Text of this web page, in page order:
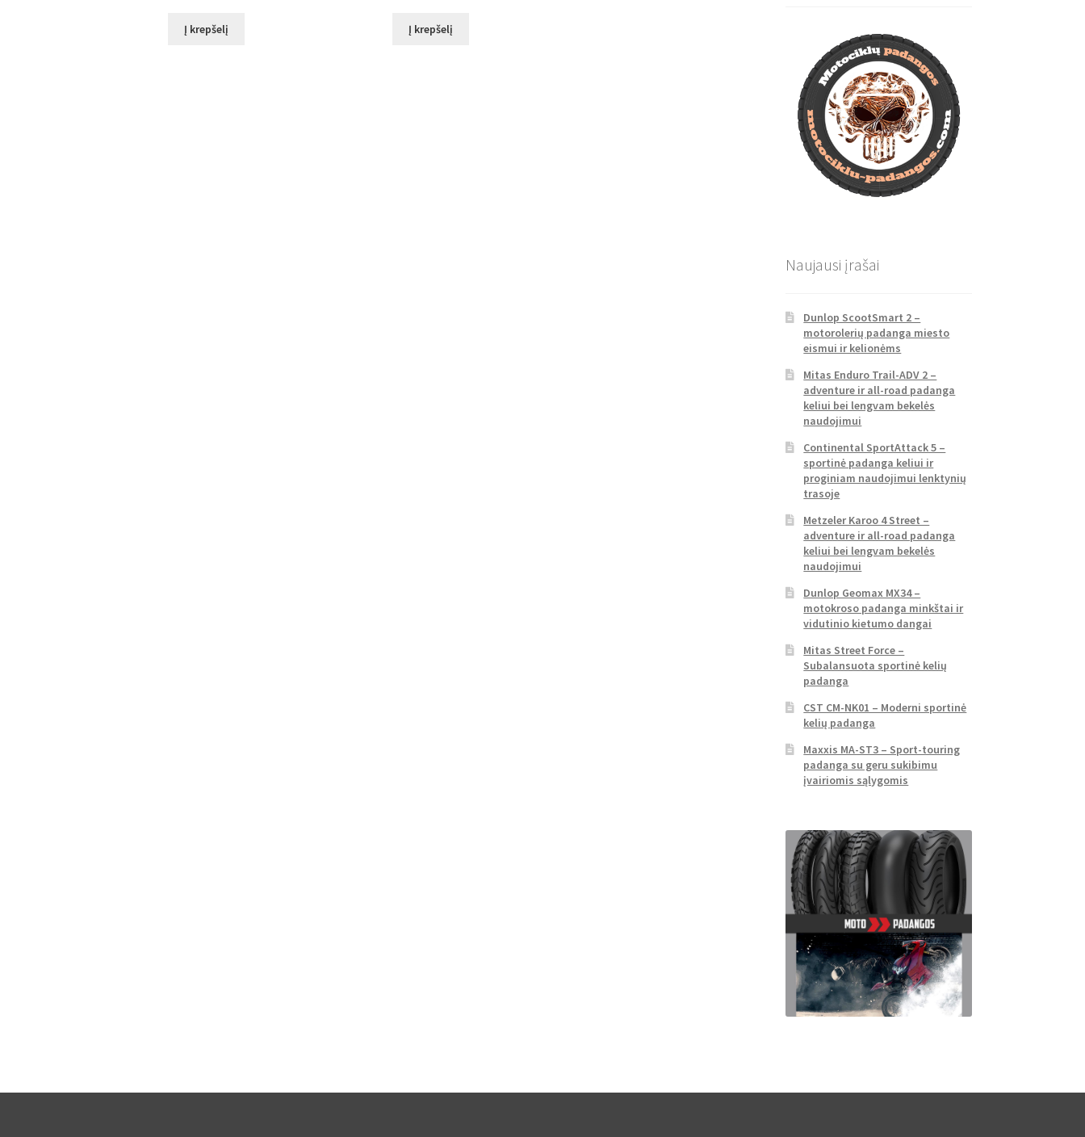
Į krepšelį Į krepšelį
Naujausi įrašai
Dunlop ScootSmart 2 –
motorolerių padanga miesto
eismui ir kelionėms
Mitas Enduro Trail-ADV 2 –
adventure ir all-road padanga
keliui bei lengvam bekelės
naudojimui
Continental SportAttack 5 –
sportinė padanga keliui ir
proginiam naudojimui lenktynių
trasoje
Metzeler Karoo 4 Street –
adventure ir all-road padanga
keliui bei lengvam bekelės
naudojimui
Dunlop Geomax MX34 –
motokroso padanga minkštai ir
vidutinio kietumo dangai
Mitas Street Force –
Subalansuota sportinė kelių
padanga
CST CM-NK01 – Moderni sportinė
kelių padanga
Maxxis MA-ST3 – Sport-touring
padanga su geru sukibimu
įvairiomis sąlygomis